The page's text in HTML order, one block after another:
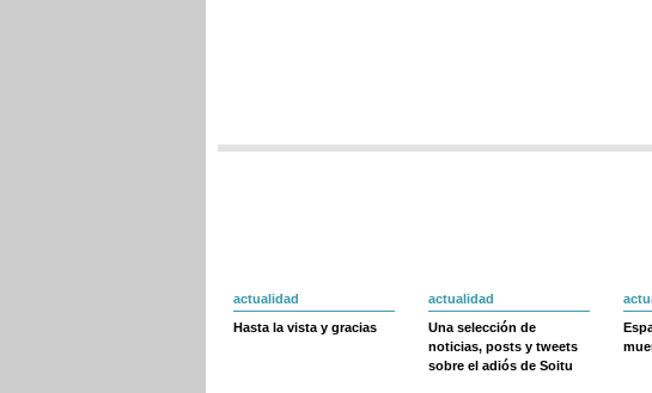
actualidad
Hasta la vista y gracias
actualidad
Una selección de
noticias, posts y tweets
sobre el adiós de Soitu